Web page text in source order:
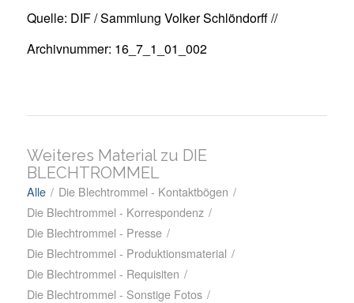
Quelle: DIF / Sammlung Volker Schlöndorff //
Archivnummer: 16_7_1_01_002
Weiteres Material zu DIE
BLECHTROMMEL
Alle / Die Blechtrommel - Kontaktbögen /
Die Blechtrommel - Korrespondenz /
Die Blechtrommel - Presse /
Die Blechtrommel - Produktionsmaterial /
Die Blechtrommel - Requisiten /
Die Blechtrommel - Sonstige Fotos /